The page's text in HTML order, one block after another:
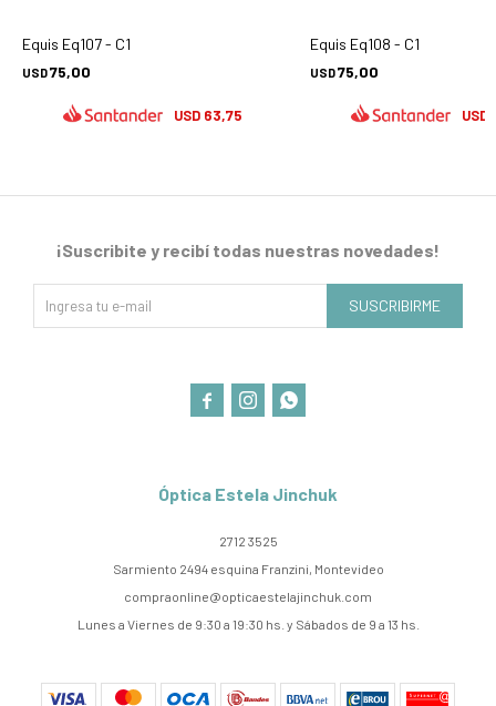
Equis Eq107 - C1
USD75,00
USD 63,75
Equis Eq108 - C1
USD75,00
USD
Óptica Estela Jinchuk
2712 3525
Sarmiento 2494 esquina Franzini, Montevideo
compraonline@opticaestelajinchuk.com
Lunes a Viernes de 9:30 a 19:30 hs. y Sábados de 9 a 13 hs.
¡Suscribite y recibí todas nuestras novedades!
SUSCRIBIRME
  